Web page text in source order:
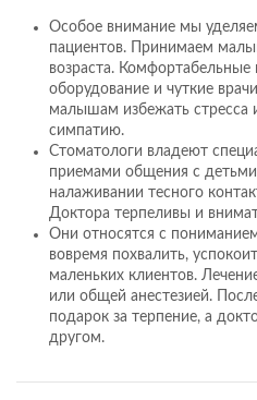
Особое внимание мы
пациентов. Принимаем
возраста.
оборудование и чуткие
малышам избежать стресса
симпатию.
Стоматологи владеют
приемами общения с
налаживании тесного
Доктора терпеливы и
Они относятся с
вовремя похвалить,
маленьких клиентов.
или общей анестезией.
подарок за терпение, а
другом.